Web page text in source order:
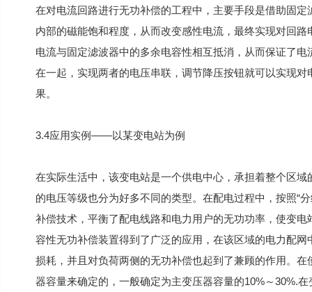
在对电流回路进行无功补偿的工程中，主要手段是借助固
内部的磁能饱和程度，从而改变感性电流，最终实现对回
电流与固定滤波器中的多余电容性相互抵消，从而保证了
在一起，实现两者的电压串联，调节降压按钮就可以实现
果。
3.4应用实例——以某变电站为例
在实际生活中，该变电站是一个供电中心，承担着整个区
的电压等级也分为好多不同的类型。在配电过程中，按照“
补偿技术，平衡了配电线路和电力用户的无功功率，使变
容性无功补偿装置得到了广泛的应用，在该区域的电力配
损耗，并且对负荷两侧的无功补偿也起到了兼顾的作用。
器容量来确定的，一般确定为主变压器容量的10%～30%.